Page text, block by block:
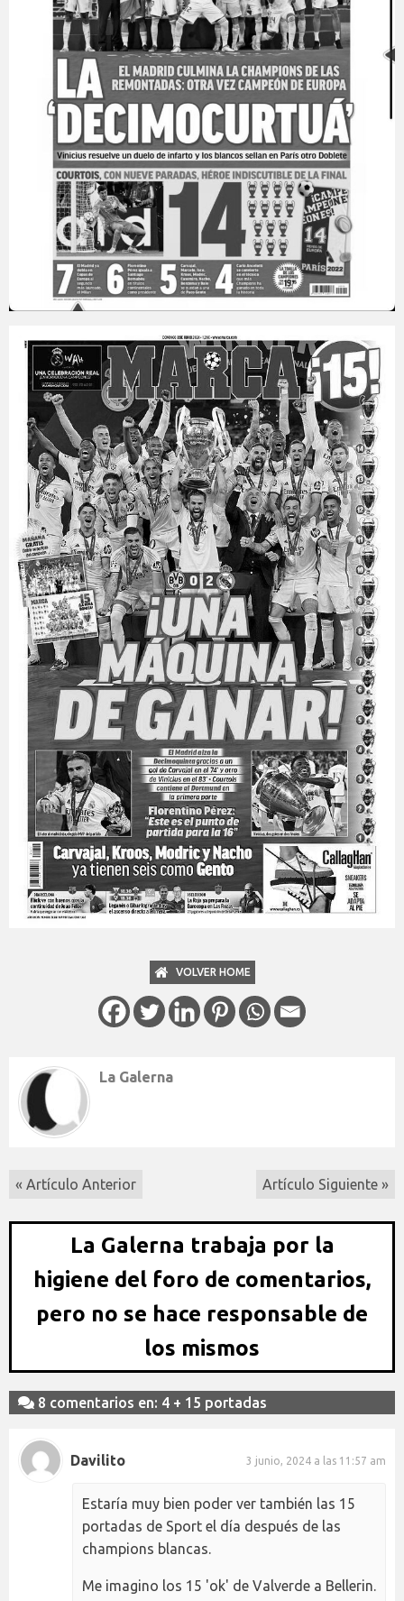
VOLVER HOME
La Galerna
« Artículo Anterior Artículo Siguiente »
La Galerna trabaja por la
higiene del foro de comentarios,
pero no se hace responsable de
los mismos
8 comentarios en: 4 + 15 portadas
Davilito 3 junio, 2024 a las 11:57 am
Estaría muy bien poder ver también las 15
portadas de Sport el día después de las
champions blancas.
Me imagino los 15 'ok' de Valverde a Bellerin.